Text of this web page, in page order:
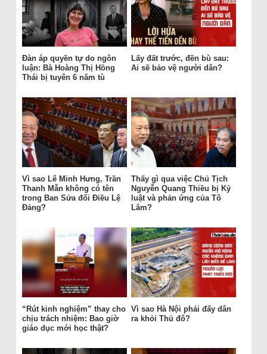
Đàn áp quyền tự do ngôn
luận: Bà Hoàng Thị Hồng
Thái bị tuyên 6 năm tù
Lấy đất trước, đền bù sau:
Ai sẽ bảo vệ người dân?
Vì sao Lê Minh Hưng, Trần
Thanh Mẫn không có tên
trong Ban Sửa đổi Điều Lệ
Đảng?
Thấy gì qua việc Chủ Tịch
Nguyễn Quang Thiều bị Kỷ
luật và phản ứng của Tô
Lâm?
“Rút kinh nghiệm” thay cho
chịu trách nhiệm: Bao giờ
giáo dục mới học thật?
Vì sao Hà Nội phải đẩy dân
ra khỏi Thủ đô?